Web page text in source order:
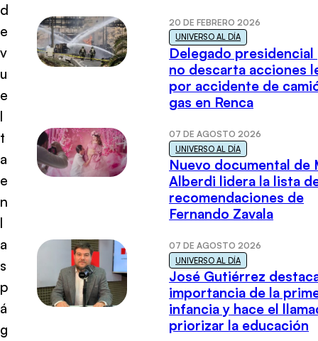
d
e
v
u
e
l
t
a
e
n
l
a
s
p
á
g
20 DE FEBRERO 2026
UNIVERSO AL DÍA
Delegado presidencial
no descarta acciones
por accidente de
gas en Renca
07 DE AGOSTO 2026
UNIVERSO AL DÍA
Nuevo documental de
Alberdi lidera la lista
recomendaciones de
Fernando Zavala
07 DE AGOSTO 2026
UNIVERSO AL DÍA
José Gutiérrez
importancia de la
infancia y hace el
priorizar la educación